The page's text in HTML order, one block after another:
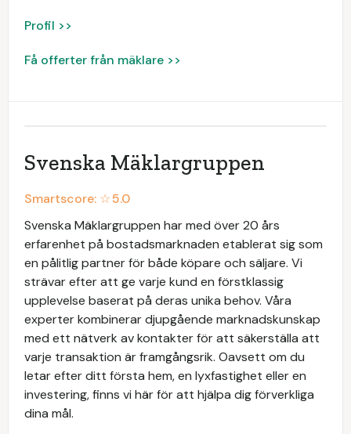
Profil >>
Få offerter från mäklare >>
Svenska Mäklargruppen
Smartscore: ☆5.0
Svenska Mäklargruppen har med över 20 års
erfarenhet på bostadsmarknaden etablerat sig som
en pålitlig partner för både köpare och säljare. Vi
strävar efter att ge varje kund en förstklassig
upplevelse baserat på deras unika behov. Våra
experter kombinerar djupgående marknadskunskap
med ett nätverk av kontakter för att säkerställa att
varje transaktion är framgångsrik. Oavsett om du
letar efter ditt första hem, en lyxfastighet eller en
investering, finns vi här för att hjälpa dig förverkliga
dina mål.